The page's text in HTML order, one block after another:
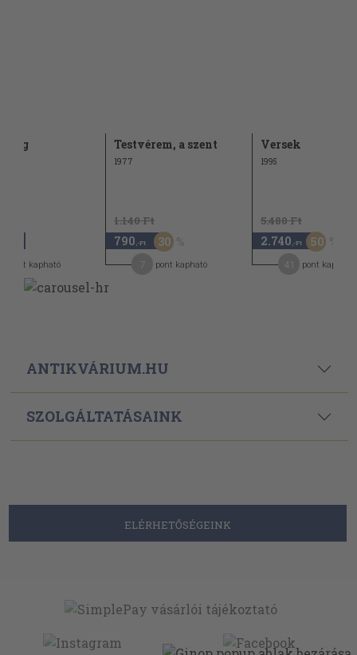
pont kapható
Testvérem, a szent
1977
1.140 Ft
790 ,-Ft 30
pont kapható
Versek
1995
5.480 Ft
2.740 ,-Ft 50
pont kapható
ANTIKVÁRIUM.HU
SZOLGÁLTATÁSAINK
ELÉRHETŐSÉGEINK